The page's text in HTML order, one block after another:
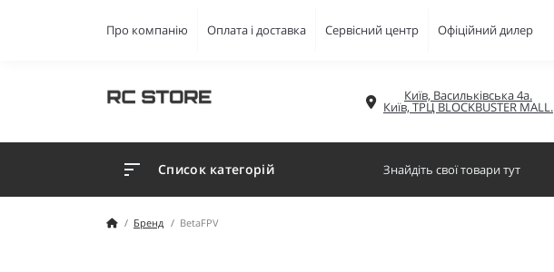
Про компанію Оплата і доставка Сервісний центр Офіційний дилер
Київ, Васильківська 4а.
Київ, ТРЦ BLOCKBUSTER MALL.
Список категорій
Бренд BetaFPV